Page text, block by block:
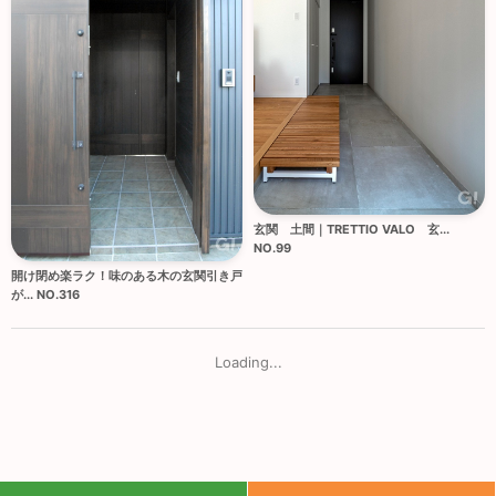
玄関 土間｜TRETTIO VALO 玄...
NO.99
開け閉め楽ラク！味のある木の玄関引き戸
が... NO.316
Loading...